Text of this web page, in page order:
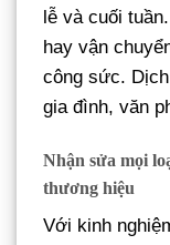
lễ và cuối
hay vận
công sức.
gia đình, văn
Nhận sửa mọi
thương hiệu
Với kinh